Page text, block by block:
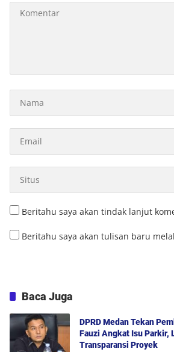
Beritahu saya akan tindak lanjut
Beritahu saya akan tulisan baru
Baca Juga
DPRD Medan Tekan
Fauzi Angkat Isu Parkir,
Transparansi Proyek